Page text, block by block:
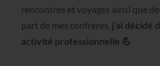
rencontres et voyages ainsi que
part de mes confrères, j’ai décidé
activité professionnelle 💪